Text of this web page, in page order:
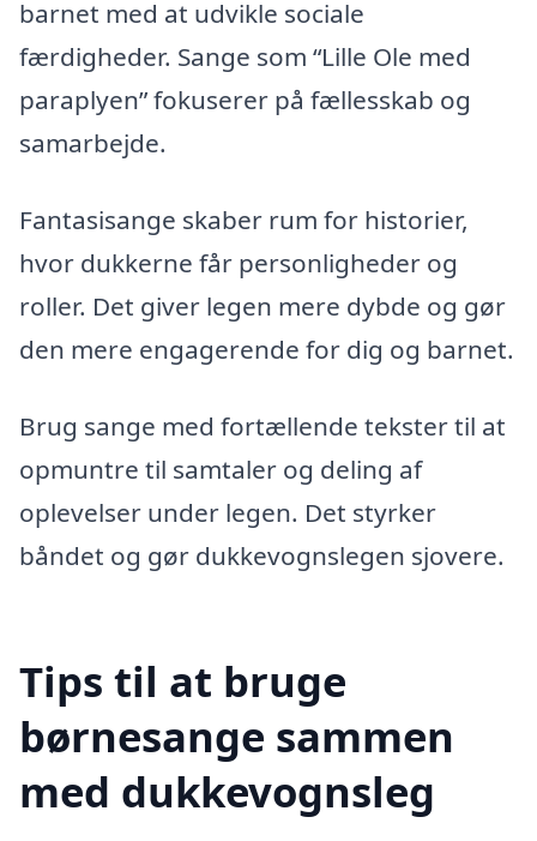
barnet med at udvikle sociale
færdigheder. Sange som “Lille Ole med
paraplyen” fokuserer på fællesskab og
samarbejde.
Fantasisange skaber rum for historier,
hvor dukkerne får personligheder og
roller. Det giver legen mere dybde og gør
den mere engagerende for dig og barnet.
Brug sange med fortællende tekster til at
opmuntre til samtaler og deling af
oplevelser under legen. Det styrker
båndet og gør dukkevognslegen sjovere.
Tips til at bruge
børnesange sammen
med dukkevognsleg